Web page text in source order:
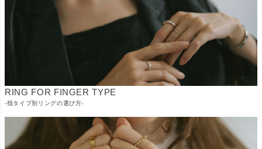
RING FOR FINGER TYPE
-指タイプ別リングの選び方-